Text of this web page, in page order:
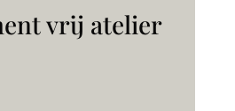
vrij atelier